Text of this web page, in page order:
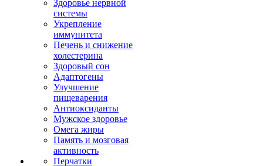
Здоровье нервной
системы
Укрепление
иммунитета
Печень и снижение
холестерина
Здоровый сон
Адаптогены
Улучшение
пищеварения
Антиоксиданты
Мужское здоровье
Омега жиры
Память и мозговая
активность
Перчатки